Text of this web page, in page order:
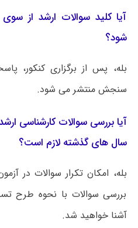
آیا کلید سوالات ارشد از
شود؟
بله، پس از برگزاری کنکور،
سنجش منتشر می شود.
آیا بررسی سوالات کارشناسی
سال های گذشته لازم است؟
بله، امکان تکرار سوالات در
بررسی سوالات با نحوه طرح
آشنا خواهید شد.